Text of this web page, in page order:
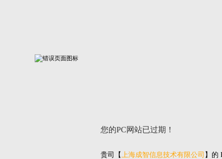
您的PC网站已过期！
贵司 【上海成智信息技术有限公司 】的